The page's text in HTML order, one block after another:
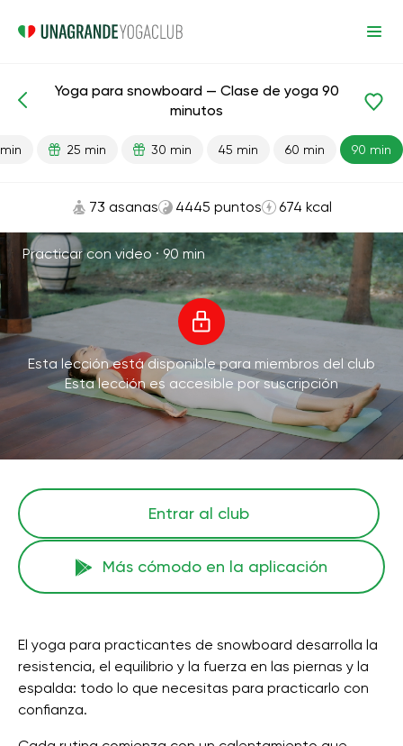
Lecciones preparadas Deporte
Yoga para snowboard — Clase de yoga 90
minutos
25 min 30 min 45 min 60 min 90 min
73 asanas 4445 puntos 674 kcal
Practicar con video ·90 min
Esta lección está disponible para miembros del club
Esta lección es accesible por suscripción
Entrar al club
Más cómodo en la aplicación
El yoga para practicantes de snowboard desarrolla la
resistencia, el equilibrio y la fuerza en las piernas y la
espalda: todo lo que necesitas para practicarlo con
confianza.